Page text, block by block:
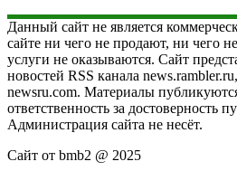
Данный сайт не является
сайте ни чего не продают, ни чего
услуги не оказываются. Сайт
новостей RSS канала
newsru.com. Материалы
ответственность за достоверность
Администрация сайта не несёт.
Сайт от bmb2 @ 2025